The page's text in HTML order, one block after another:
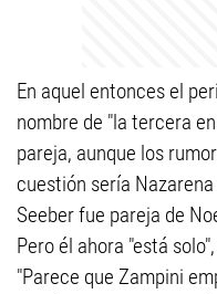
En aquel entonces el
nombre de "la tercera
pareja, aunque los
cuestión sería
Seeber fue pareja de
Pero él ahora "está
"Parece que Zampini